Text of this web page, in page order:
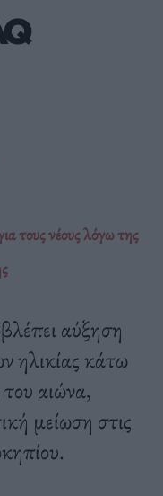
τους νέους λόγω της
αύξηση
ηλικίας κάτω
αιώνα,
μείωση στις